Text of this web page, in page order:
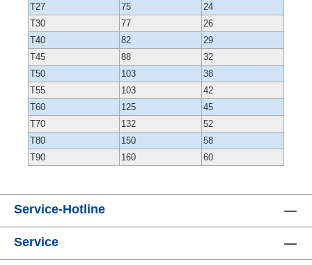
T27
75
24
T30
77
26
T40
82
29
T45
88
32
T50
103
38
T55
103
42
T60
125
45
T70
132
52
T80
150
58
T90
160 60
Service-Hotline
Service